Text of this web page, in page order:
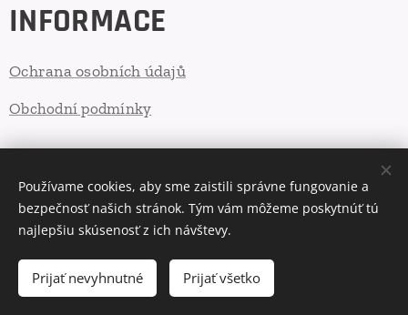
INFORMACE
Ochrana osobních údajů
Obchodní podmínky
Jazyky
Slovenčina
English Deutsch
EUR €
Používame cookies, aby sme zaistili správne fungovanie a
bezpečnosť našich stránok. Tým vám môžeme poskytnúť tú
najlepšiu skúsenosť z ich návštevy.
Prijať nevyhnutné Prijať všetko